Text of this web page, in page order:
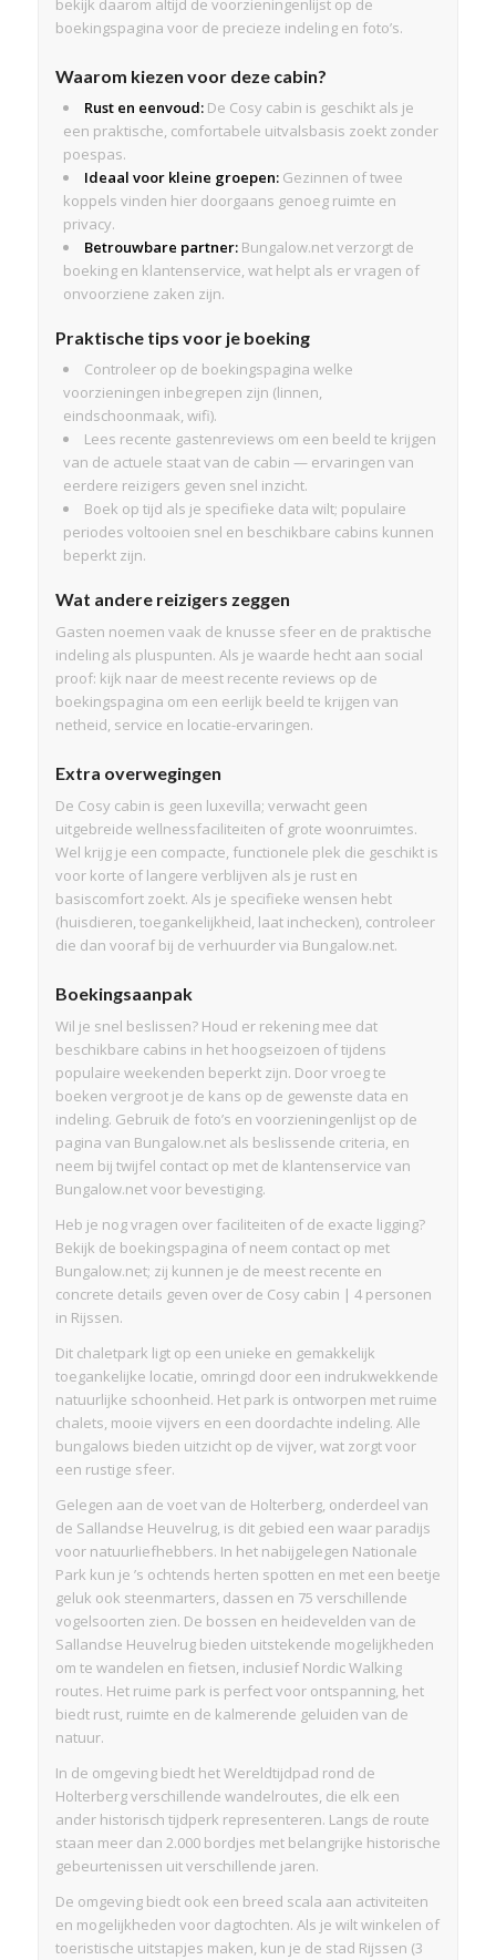
bekijk daarom altijd de voorzieningenlijst op de
boekingspagina voor de precieze indeling en foto’s.
Waarom kiezen voor deze cabin?
Rust en eenvoud:De Cosy cabin is geschikt als je
een praktische, comfortabele uitvalsbasis zoekt zonder
poespas.
Ideaal voor kleine groepen:Gezinnen of twee
koppels vinden hier doorgaans genoeg ruimte en
privacy.
Betrouwbare partner:Bungalow.net verzorgt de
boeking en klantenservice, wat helpt als er vragen of
onvoorziene zaken zijn.
Praktische tips voor je boeking
Controleer op de boekingspagina welke
voorzieningen inbegrepen zijn (linnen,
eindschoonmaak, wifi).
Lees recente gastenreviews om een beeld te krijgen
van de actuele staat van de cabin — ervaringen van
eerdere reizigers geven snel inzicht.
Boek op tijd als je specifieke data wilt; populaire
periodes voltooien snel en beschikbare cabins kunnen
beperkt zijn.
Wat andere reizigers zeggen
Gasten noemen vaak de knusse sfeer en de praktische
indeling als pluspunten. Als je waarde hecht aan social
proof: kijk naar de meest recente reviews op de
boekingspagina om een eerlijk beeld te krijgen van
netheid, service en locatie-ervaringen.
Extra overwegingen
De Cosy cabin is geen luxevilla; verwacht geen
uitgebreide wellnessfaciliteiten of grote woonruimtes.
Wel krijg je een compacte, functionele plek die geschikt is
voor korte of langere verblijven als je rust en
basiscomfort zoekt. Als je specifieke wensen hebt
(huisdieren, toegankelijkheid, laat inchecken), controleer
die dan vooraf bij de verhuurder via Bungalow.net.
Boekingsaanpak
Wil je snel beslissen? Houd er rekening mee dat
beschikbare cabins in het hoogseizoen of tijdens
populaire weekenden beperkt zijn. Door vroeg te
boeken vergroot je de kans op de gewenste data en
indeling. Gebruik de foto’s en voorzieningenlijst op de
pagina van Bungalow.net als beslissende criteria, en
neem bij twijfel contact op met de klantenservice van
Bungalow.net voor bevestiging.
Heb je nog vragen over faciliteiten of de exacte ligging?
Bekijk de boekingspagina of neem contact op met
Bungalow.net; zij kunnen je de meest recente en
concrete details geven over de Cosy cabin | 4 personen
in Rijssen.
Dit chaletpark ligt op een unieke en gemakkelijk
toegankelijke locatie, omringd door een indrukwekkende
natuurlijke schoonheid. Het park is ontworpen met ruime
chalets, mooie vijvers en een doordachte indeling. Alle
bungalows bieden uitzicht op de vijver, wat zorgt voor
een rustige sfeer.
Gelegen aan de voet van de Holterberg, onderdeel van
de Sallandse Heuvelrug, is dit gebied een waar paradijs
voor natuurliefhebbers. In het nabijgelegen Nationale
Park kun je ’s ochtends herten spotten en met een beetje
geluk ook steenmarters, dassen en 75 verschillende
vogelsoorten zien. De bossen en heidevelden van de
Sallandse Heuvelrug bieden uitstekende mogelijkheden
om te wandelen en fietsen, inclusief Nordic Walking
routes. Het ruime park is perfect voor ontspanning, het
biedt rust, ruimte en de kalmerende geluiden van de
natuur.
In de omgeving biedt het Wereldtijdpad rond de
Holterberg verschillende wandelroutes, die elk een
ander historisch tijdperk representeren. Langs de route
staan meer dan 2.000 bordjes met belangrijke historische
gebeurtenissen uit verschillende jaren.
De omgeving biedt ook een breed scala aan activiteiten
en mogelijkheden voor dagtochten. Als je wilt winkelen of
toeristische uitstapjes maken, kun je de stad Rijssen (3